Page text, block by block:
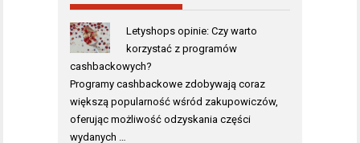
Letyshops opinie: Czy warto
korzystać z programów
cashbackowych?
Programy cashbackowe zdobywają coraz
większą popularność wśród zakupowiczów,
oferując możliwość odzyskania części
wydanych …